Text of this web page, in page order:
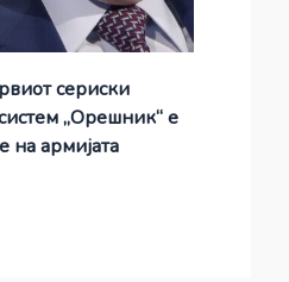
сериски
„Орешник“ е
на армијата